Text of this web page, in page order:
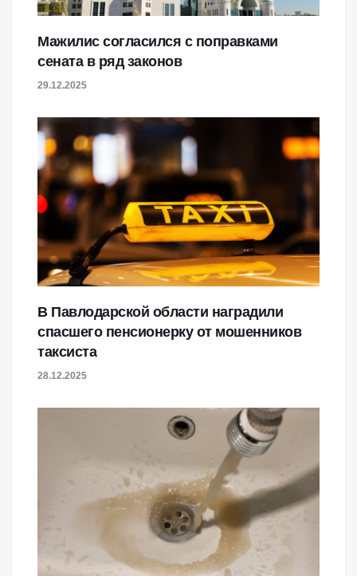
Мажилис согласился с поправками
сената в ряд законов
29.12.2025
В Павлодарской области наградили
спасшего пенсионерку от мошенников
таксиста
28.12.2025